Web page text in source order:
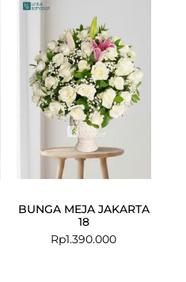
BUNGA MEJA JAKARTA
18
Rp1.390.000